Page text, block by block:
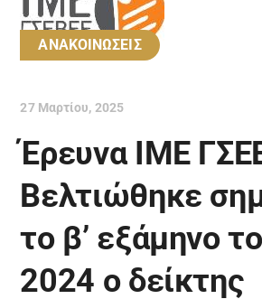
ΑΝΑΚΟΙΝΩΣΕΙΣ
27 Μαρτίου, 2025
Έρευνα ΙΜΕ
Βελτιώθηκε
το β’ εξάμηνο
2024 ο δείκτης